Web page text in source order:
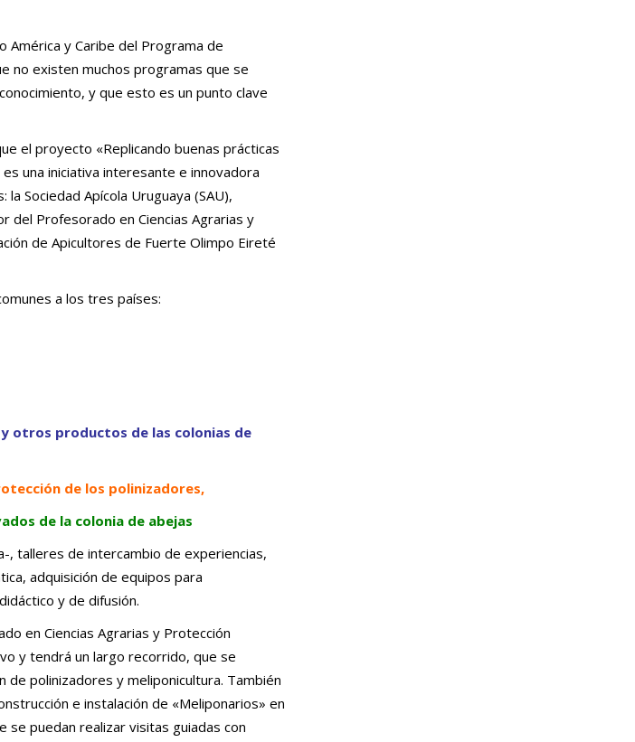
América y Caribe del Programa de
no existen muchos programas que se
y que esto es un punto clave
el proyecto «Replicando buenas prácticas
una iniciativa interesante e innovadora
Sociedad Apícola Uruguaya (SAU),
del Profesorado en Ciencias Agrarias y
de Apicultores de Fuerte Olimpo Eireté
a los tres países:
otros productos de las colonias de
de los polinizadores,
de la colonia de abejas
, talleres de intercambio de experiencias,
adquisición de equipos para
y de difusión.
en Ciencias Agrarias y Protección
y tendrá un largo recorrido, que se
polinizadores y meliponicultura. También
e instalación de «Meliponarios» en
se puedan realizar visitas guiadas con